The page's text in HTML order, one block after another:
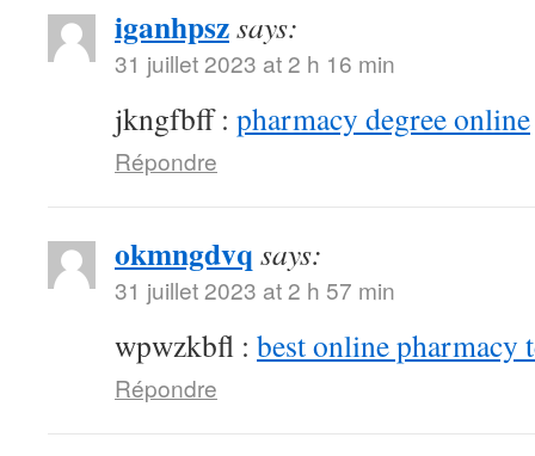
iganhpszsays:
31 juillet 2023 at 2 h 16 min
jkngfbff : pharmacy degree online
Répondre
okmngdvq says:
31 juillet 2023 at 2 h 57 min
wpwzkbfl : best online pharmacy
Répondre